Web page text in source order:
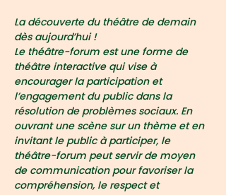
La découverte du théâtre de demain
dès aujourd’hui !
Le théâtre-forum est une forme de
théâtre interactive qui vise à
encourager la participation et
l’engagement du public dans la
résolution de problèmes sociaux. En
ouvrant une scène sur un thème et en
invitant le public à participer, le
théâtre-forum peut servir de moyen
de communication pour favoriser la
compréhension, le respect et